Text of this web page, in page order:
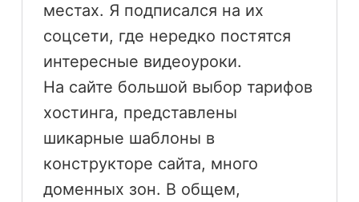
местах. Я подписался на их
соцсети, где нередко постятся
интересные видеоуроки.
На сайте большой выбор тарифов
хостинга, представлены
шикарные шаблоны в
конструкторе сайта, много
доменных зон. В общем,